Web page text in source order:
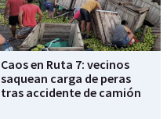
Caos en Ruta 7: vecinos
saquean carga de peras
tras accidente de camión